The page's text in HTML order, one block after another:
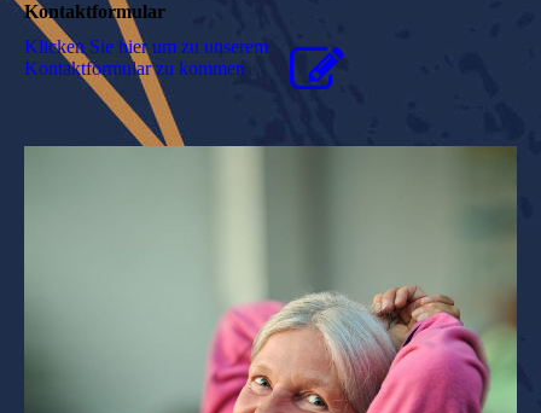
Kontaktformular
Klicken Sie hier um zu unserem
Kon­takt­for­mu­lar zu kommen